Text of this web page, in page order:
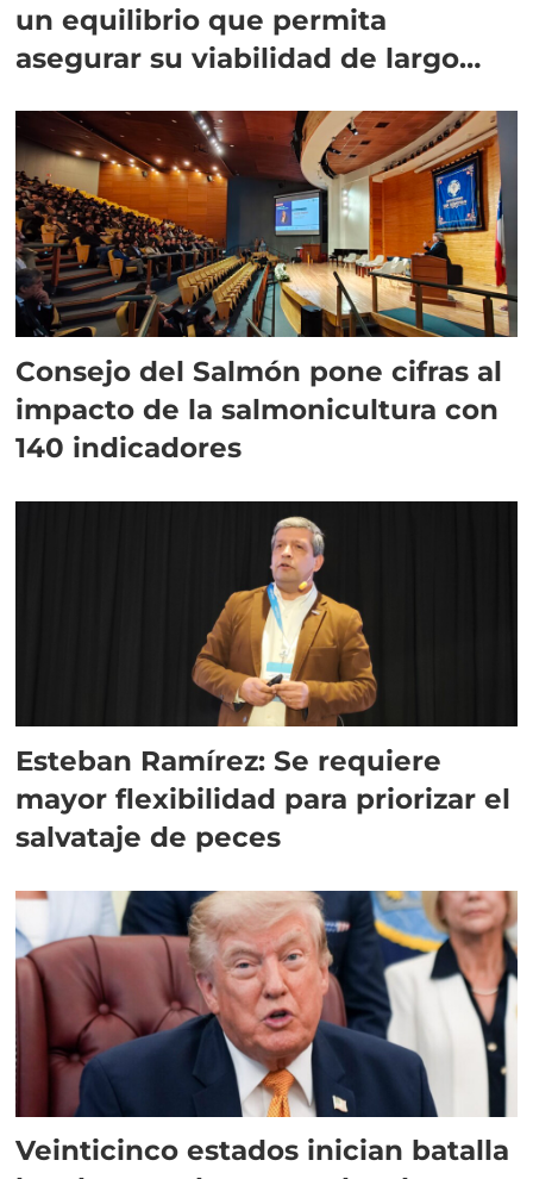
un equilibrio que permita
asegurar su viabilidad de largo
Consejo del Salmón pone cifras al
impacto de la salmonicultura con
140 indicadores
Esteban Ramírez: Se requiere
mayor flexibilidad para priorizar el
salvataje de peces
Veinticinco estados inician batalla